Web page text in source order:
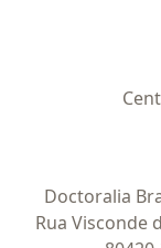
Doctoralia
Rua Visconde